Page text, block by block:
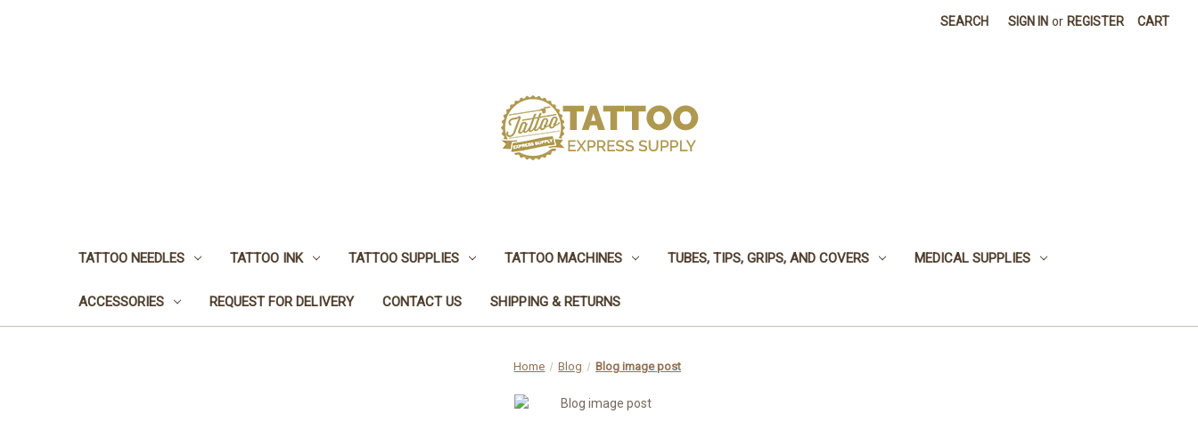
SEARCH SIGN IN or REGISTER CART
TATTOO NEEDLES TATTOO INK TATTOO SUPPLIES TATTOO MACHINES TUBES, TIPS, GRIPS, AND COVERS MEDICAL SUPPLIES
ACCESSORIES REQUEST FOR DELIVERY CONTACT US SHIPPING & RETURNS
Home Blog Blog image post